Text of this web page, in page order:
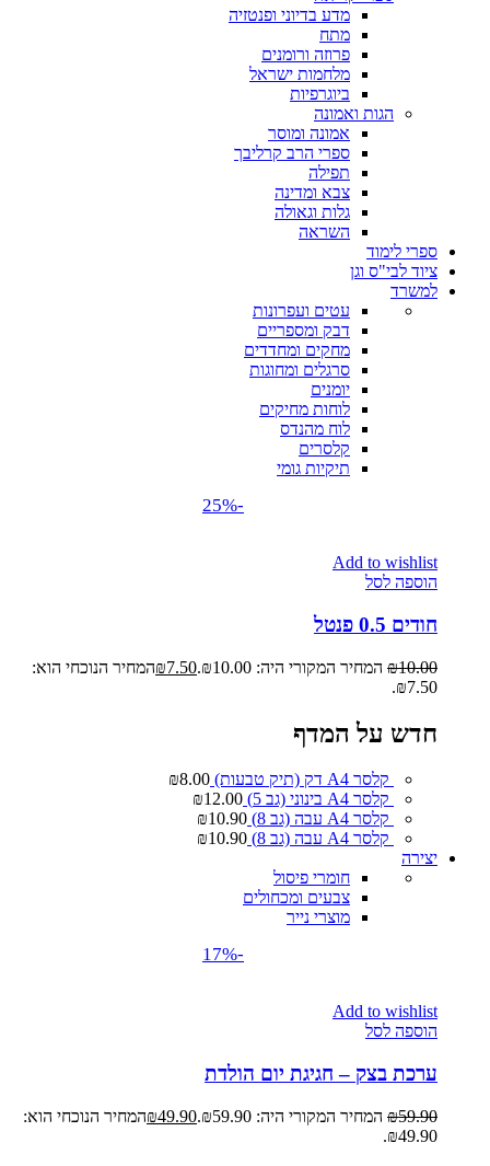
מדע בדיוני ופנטזיה
מתח
פרוזה ורומנים
מלחמות ישראל
ביוגרפיות
הגות ואמונה
אמונה ומוסר
ספרי הרב קרליבך
תפילה
צבא ומדינה
גלות וגאולה
השראה
ספרי לימוד
ציוד לבי"ס וגן
למשרד
עטים ועפרונות
דבק ומספריים
מחקים ומחדדים
סרגלים ומחוגות
יומנים
לוחות מחיקים
לוח מהנדס
קלסרים
תיקיות גומי
-25%
Add to wishlist
הוספה לסל
חודים 0.5 פנטל
₪10.00 המחיר המקורי היה: ₪10.00. ₪7.50
המחיר הנוכחי הוא:
₪7.50.
חדש על המדף
קלסר A4 דק (תיק טבעות) ₪8.00
קלסר A4 בינוני (גב 5)
₪12.00
קלסר A4 עבה (גב 8)
₪10.90
קלסר A4 עבה (גב 8)
₪10.90
יצירה
חומרי פיסול
צבעים ומכחולים
מוצרי נייר
-17%
Add to wishlist
הוספה לסל
ערכת בצק – חגיגת יום הולדת
₪59.90 המחיר המקורי היה: ₪59.90. ₪49.90
המחיר הנוכחי הוא:
₪49.90.